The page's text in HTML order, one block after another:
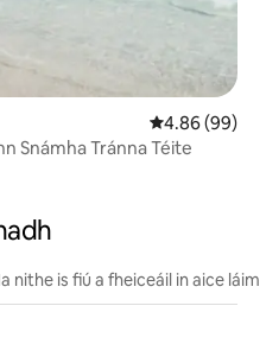
Meánrátáil
4.86 (99)
Snámha Tránna Téite
nithe is fiú a fheiceáil in aice